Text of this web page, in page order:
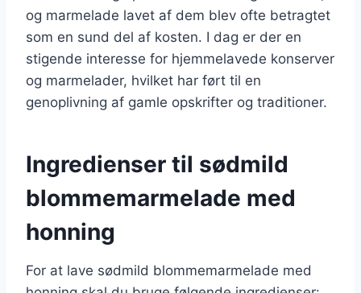
og marmelade lavet af dem blev ofte betragtet
som en sund del af kosten. I dag er der en
stigende interesse for hjemmelavede konserver
og marmelader, hvilket har ført til en
genoplivning af gamle opskrifter og traditioner.
Ingredienser til sødmild
blommemarmelade med
honning
For at lave sødmild blommemarmelade med